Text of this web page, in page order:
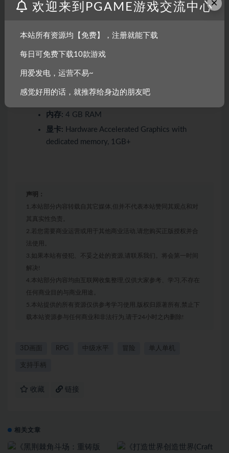
内存:2 GB RAM
dedicated memory, 1GB+
推荐配置:
内存: 4 GB RAM
显卡: Hardware Accelerated Graphics with
dedicated memory, 1GB+
声明：
1.本站部分内容转载自其它媒体,但并不代表本站赞同其观点和对
其真实性负责。
2.若您需要商业运营或用于其他商业活动,请您购买正版授权并合
法使用。
3.如果本站有侵犯、不妥之处的资源,请联系我们。将会第一时间
解决!
4.本站部分内容均由互联网收集整理,仅供大家参考、学习,不存在
任何商业目的与商业用途。
5.本站提供的所有资源仅供参考学习使用,版权归原著所有,禁止下
载本站资源参与任何商业和非法行为,请于24小时之内删除!
3D画面 RPG 中级水平 冒险 单人单机
支持手柄
收藏 链接
相关文章
×
欢迎来到PGAME游戏交流中心
本站所有资源均【免费】，注册就能下载
每日可免费下载10款游戏
用爱发电，运营不易~
感觉好用的话，就推荐给身边的朋友吧